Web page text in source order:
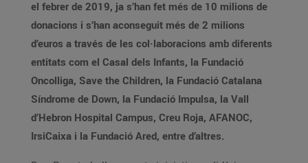
el febrer de 2019, ja s’han fet més de 10 milions de
donacions i s’han aconseguit més de 2 milions
d’euros a través de les col·laboracions amb diferents
entitats com el Casal dels Infants, la Fundació
Oncolliga, Save the Children, la Fundació Catalana
Síndrome de Down, la Fundació Impulsa, la Vall
d’Hebron Hospital Campus, Creu Roja, AFANOC,
IrsiCaixa i la Fundació Ared, entre d’altres.